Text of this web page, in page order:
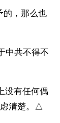
的，那么也
中共不得不
没有任何偶
虑清楚。△